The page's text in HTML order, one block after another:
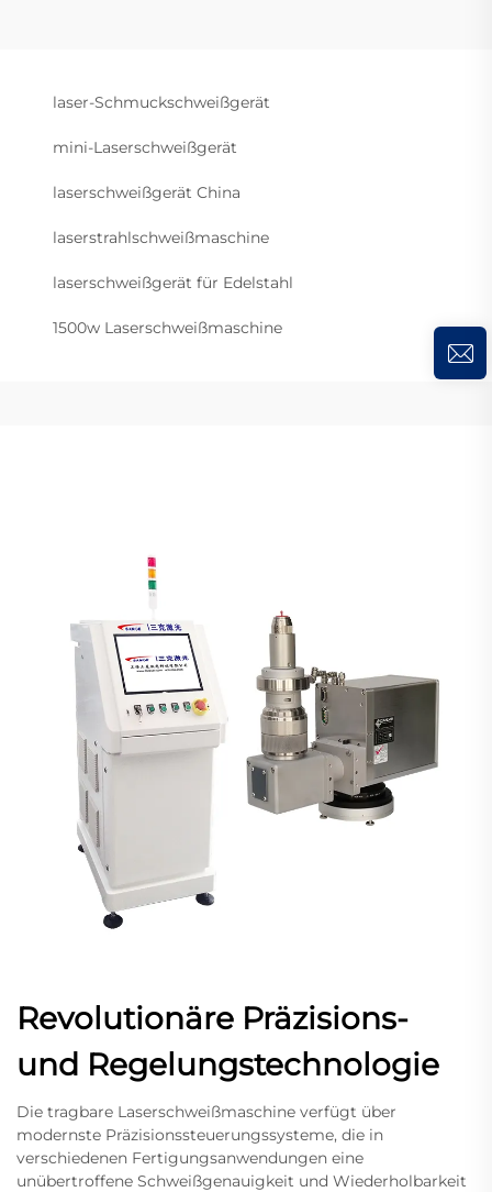
laser-Schmuckschweißgerät
mini-Laserschweißgerät
laserschweißgerät China
laserstrahlschweißmaschine
laserschweißgerät für Edelstahl
1500w Laserschweißmaschine
Revolutionäre Präzisions-
und Regelungstechnologie
Die tragbare Laserschweißmaschine verfügt über
modernste Präzisionssteuerungssysteme, die in
verschiedenen Fertigungsanwendungen eine
unübertroffene Schweißgenauigkeit und Wiederholbarkeit